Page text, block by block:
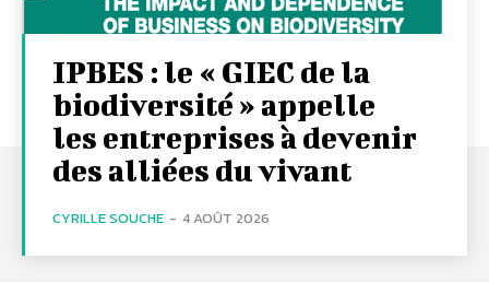
IPBES : le « GIEC de la
biodiversité » appelle
les entreprises à devenir
des alliées du vivant
CYRILLE SOUCHE - 4 AOÛT 2026